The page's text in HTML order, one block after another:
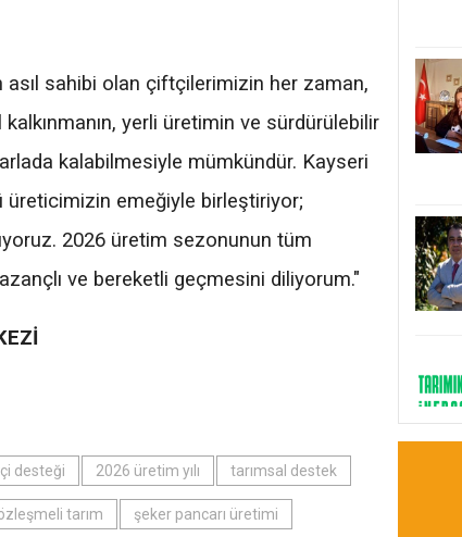
asıl sahibi olan çiftçilerimizin her zaman,
kalkınmanın, yerli üretimin ve sürdürülebilir
kalabilmesiyle mümkündür. Kayseri
emeğiyle birleştiriyor;
2026 üretim sezonunun tüm
ve bereketli geçmesini diliyorum."
desteği 2026 üretim yılı tarımsal destek
tarım şeker pancarı üretimi